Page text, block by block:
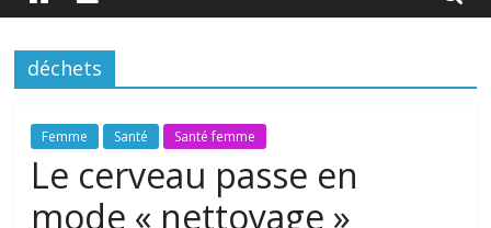
Santé
La
de
toute
famille
déchets
Femme Santé Santé femme
Le cerveau passe en
mode « nettoyage »